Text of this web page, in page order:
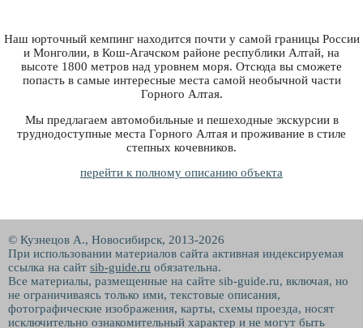
Наш юрточный кемпинг находится почти у самой границы России
и Монголии, в Кош-Агачском районе республики Алтай, на
высоте 1800 метров над уровнем моря. Отсюда вы сможете
попасть в самые интересные места самой необычной части
Горного Алтая.
Мы предлагаем автомобильные и пешеходные экскурсии в
труднодоступные места Горного Алтая и проживание в стиле
степных кочевников.
перейти к полному описанию объекта
© Кузнецов А., Новосибирск, 2013-2026
При использовании материалов сайта активная индексируемая
ссылка на сайт sib-guide.ru обязательна.
Все материалы, размещенные на сайте sib-guide.ru, включая, но
не ограничиваясь только ими, текстовые описания,
фотографические изображения, карты, схемы проезда, носят
исключительно ознакомительный характер и не могут быть